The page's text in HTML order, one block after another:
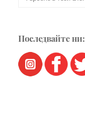
Последвайте ни: